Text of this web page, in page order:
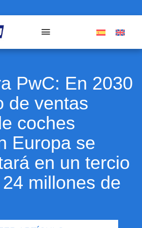
PwC: En 2030
de ventas
coches
Europa se
en un tercio
millones de